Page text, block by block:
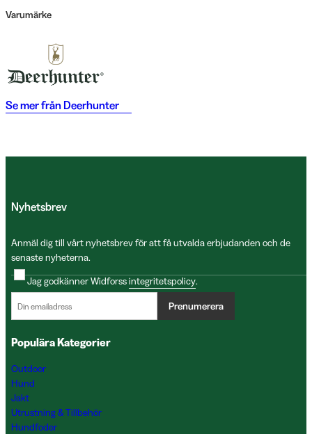
Varumärke
Se mer från Deerhunter
Nyhetsbrev
Anmäl dig till vårt nyhetsbrev för att få utvalda erbjudanden och de
senaste nyheterna.
Jag godkänner Widforssintegritetspolicy.
Prenumerera
Populära Kategorier
Outdoor
Hund
Jakt
Utrustning & Tillbehör
Hundfoder